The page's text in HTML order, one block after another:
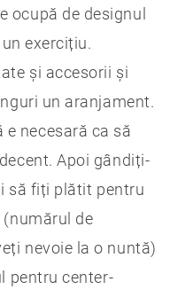
ocupă de designul
exercițiu.
și accesorii și
un aranjament.
necesară ca să
Apoi gândiți-
să fiți plătit pentru
de
nevoie la o nuntă)
pentru center-